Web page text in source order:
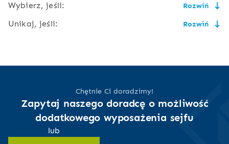
użytkowania i
dostęp do sejfu ma
tylko posiadacz
klucza
Wybierz, jeśli: Rozwiń
cena ma znaczenie i masz gdzie bezpiecznie schować
Twoich kluczy, a tym samym do sejfu,
Unikaj, jeśli: Rozwiń
nie chcesz martwić się o przechowywanie kluczy ani
zdarza Ci się czegoś zapomnieć lub zgubić, zwłaszcza
klucze,
bardzo często lub nader rzadko będziesz korzystał z
Chętnie Ci doradzimy!
Zapytaj naszego doradcę o możliwość
dodatkowego wyposażenia sejfu
lub